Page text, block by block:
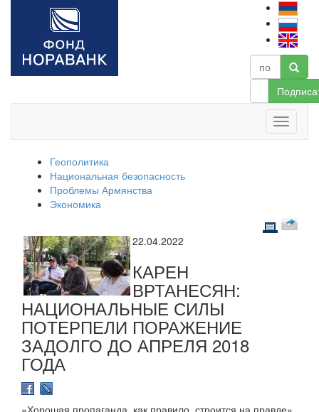
Геополитика
Национальная безопасность
Проблемы Армянства
Экономика
22.04.2022
КАРЕН
ВРТАНЕСЯН:
НАЦИОНАЛЬНЫЕ СИЛЫ
ПОТЕРПЕЛИ ПОРАЖЕНИЕ
ЗАДОЛГО ДО АПРЕЛЯ 2018
ГОДА